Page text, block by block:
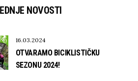
NOVOSTI
16.03.2024
OTVARAMO BICIKLISTIČKU
SEZONU 2024!